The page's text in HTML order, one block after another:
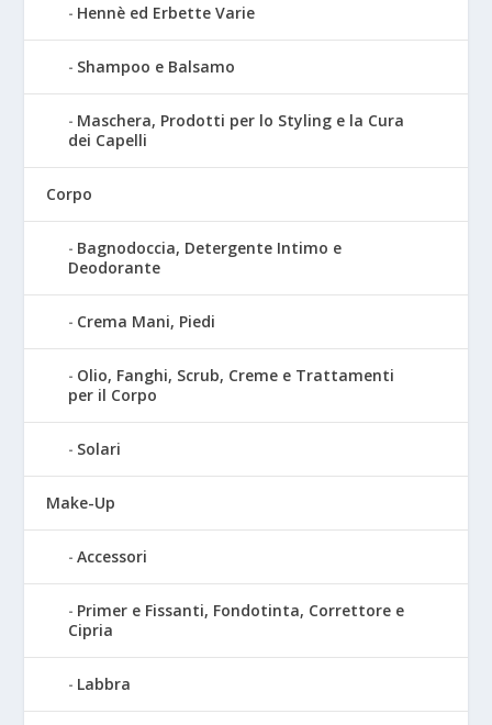
Hennè ed Erbette Varie
Shampoo e Balsamo
Maschera, Prodotti per lo Styling e la Cura
dei Capelli
Corpo
Bagnodoccia, Detergente Intimo e
Deodorante
Crema Mani, Piedi
Olio, Fanghi, Scrub, Creme e Trattamenti
per il Corpo
Solari
Make-Up
Accessori
Primer e Fissanti, Fondotinta, Correttore e
Cipria
Labbra